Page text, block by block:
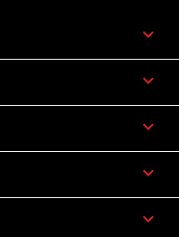




keyboard_arrow_down